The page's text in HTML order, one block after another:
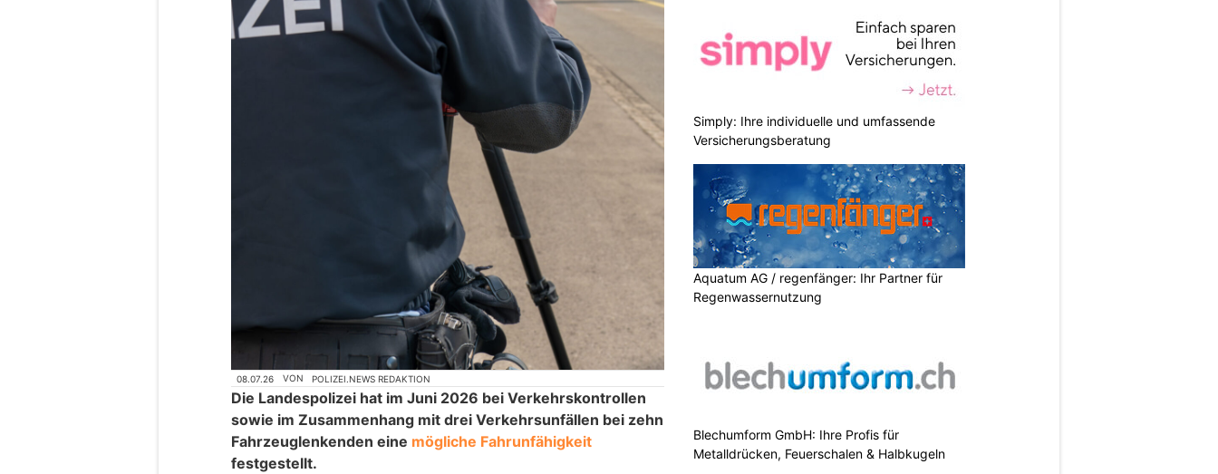
08.07.26 VON POLIZEI.NEWS REDAKTION
Die Landespolizei hat im Juni 2026 bei Verkehrskontrollen
sowie im Zusammenhang mit drei Verkehrsunfällen bei zehn
Fahrzeuglenkenden eine mögliche Fahrunfähigkeit
festgestellt.
Simply: Ihre individuelle und umfassende
Versicherungsberatung
Aquatum AG / regenfänger: Ihr Partner für
Regenwassernutzung
Blechumform GmbH: Ihre Profis für
Metalldrücken, Feuerschalen & Halbkugeln